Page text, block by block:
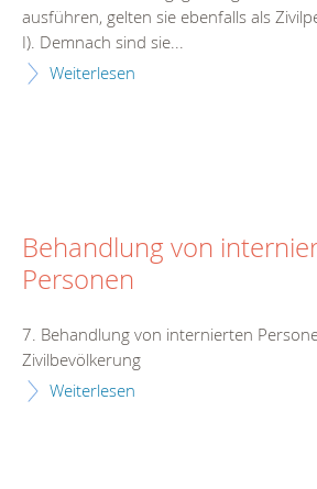
ausführen, gelten sie ebenfalls als
I). Demnach sind sie...
Weiterlesen
Behandlung von
Personen
7. Behandlung von internierten
Zivilbevölkerung
Weiterlesen